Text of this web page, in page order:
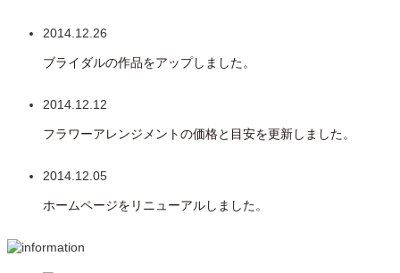
2014.12.26
ブライダルの作品をアップしました。
2014.12.12
フラワーアレンジメントの価格と目安を更新しました。
2014.12.05
ホームページをリニューアルしました。